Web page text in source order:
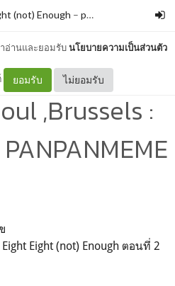
อ่านและยอมรับนโยบายความเป็นส่วนตัว
ยอมรับ ไม่ยอมรับ
(not) Enough – panpanmeme
Store —
,Brussels :
Eight (not) Enough ตอนที่ 2